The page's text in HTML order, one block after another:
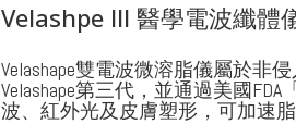
Velashpe III 醫學電波纖體
Velashape雙電波微溶脂儀屬於非
Velashape第三代，並通過美國
波、紅外光及皮膚塑形，可加速